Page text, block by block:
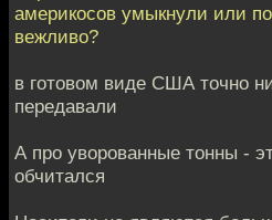
америкосов умыкнули или
вежливо?
в готовом виде США точно
передавали
А про уворованные тонны -
обчитался